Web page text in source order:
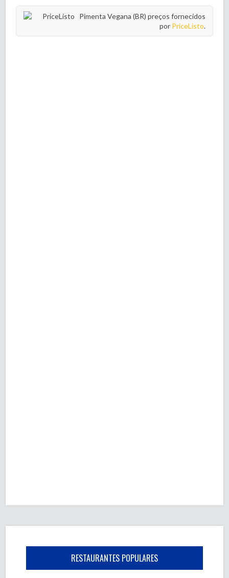
Pimenta Vegana (BR) preços fornecidos
por PriceListo.
RESTAURANTES POPULARES